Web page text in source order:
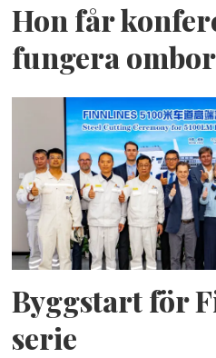
Hon får
fungera
Byggstart för
serie